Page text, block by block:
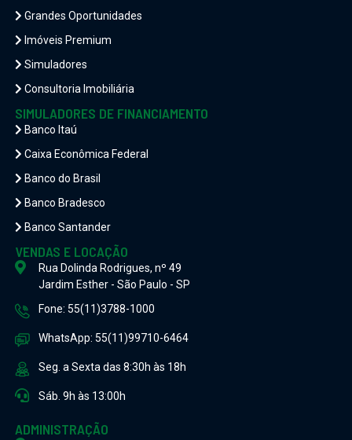
Grandes Oportunidades
Imóveis Premium
Simuladores
Consultoria Imobiliária
SIMULADORES DE FINANCIAMENTO
Banco Itaú
Caixa Econômica Federal
Banco do Brasil
Banco Bradesco
Banco Santander
VENDAS E LOCAÇÃO
Rua Dolinda Rodrigues, nº 49
Jardim Esther - São Paulo - SP
Fone: 55(11)3788-1000
WhatsApp: 55(11)99710-6464
Seg. a Sexta das 8:30h às 18h
Sáb. 9h às 13:00h
ADMINISTRAÇÃO